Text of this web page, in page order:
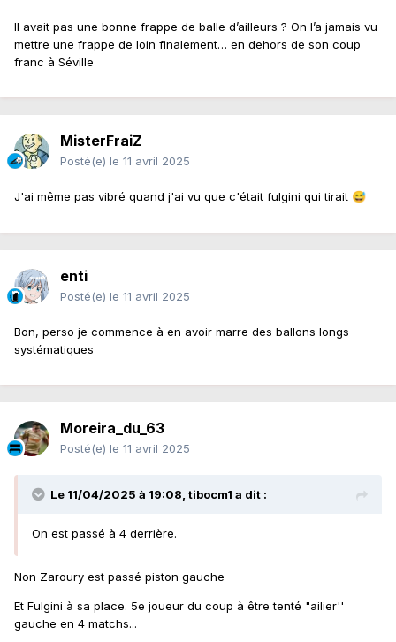
Il avait pas une bonne frappe de balle d’ailleurs ? On l’a jamais vu
mettre une frappe de loin finalement… en dehors de son coup
franc à Séville
MisterFraiZ
Posté(e) le 11 avril 2025
J'ai même pas vibré quand j'ai vu que c'était fulgini qui tirait 😅
enti
Posté(e) le 11 avril 2025
Bon, perso je commence à en avoir marre des ballons longs
systématiques
Moreira_du_63
Posté(e) le 11 avril 2025
Le 11/04/2025 à 19:08, tibocm1 a dit :
On est passé à 4 derrière.
Non Zaroury est passé piston gauche
Et Fulgini à sa place. 5e joueur du coup à être tenté "ailier''
gauche en 4 matchs...